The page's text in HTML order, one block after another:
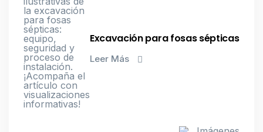
Excavación para fosas sépticas
Leer Más